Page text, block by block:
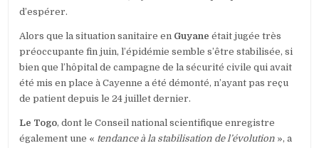
d’espérer.
Alors que la situation sanitaire en Guyane était jugée très
préoccupante fin juin, l’épidémie semble s’être stabilisée, si
bien que l’hôpital de campagne de la sécurité civile qui avait
été mis en place à Cayenne a été démonté, n’ayant pas reçu
de patient depuis le 24 juillet dernier.
Le Togo, dont le Conseil national scientifique enregistre
également une « tendance à la stabilisation de l’évolution », a